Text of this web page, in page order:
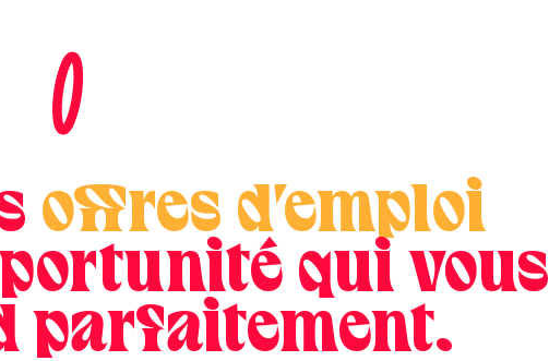
offres d'emploi
qui vous
parfaitement.